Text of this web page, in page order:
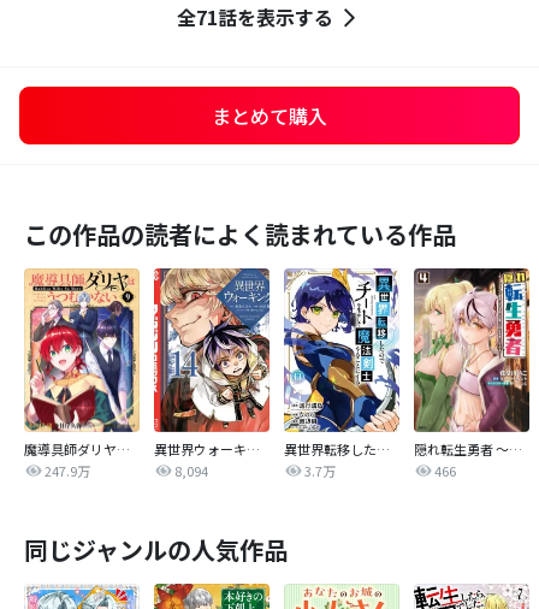
全71話を表示する
まとめて購入
この作品の読者によく読まれている作品
魔導具師ダリヤはうつむかない～Dahliya Wilts No More～
247.9万
異世界ウォーキング
8,094
異世界転移したのでチートを生かして魔法剣士やることにする
3.7万
隠れ転生勇者 ～チートスキルと勇者ジョブを隠して第二の人生を楽しんでやる！～
466
同じジャンルの人気作品